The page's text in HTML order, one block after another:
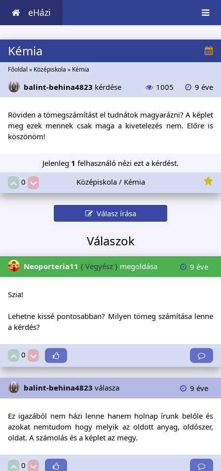
eHázi
Kémia
Főoldal » Középiskola » Kémia
balint-behina4823 kérdése 1005 9 éve
Röviden a tömegszámítást el tudnátok magyarázni? A képlet
meg ezek mennek csak maga a kivetelezés nem. Előre is
köszönöm!
Jelenleg 1 felhasználó nézi ezt a kérdést.
0
Középiskola / Kémia
Válasz írása
Válaszok
Neoporteria11 { Vegyész } megoldása 9 éve
Szia!
Lehetne kissé pontosabban? Milyen tömeg számítása lenne
a kérdés?
0
balint-behina4823 válasza 9 éve
Ez igazából nem házi lenne hanem holnap írunk belőle és
azokat nemtudom hogy melyik az oldott anyag, oldószer,
oldat. A számolás és a képlet az megy.
0